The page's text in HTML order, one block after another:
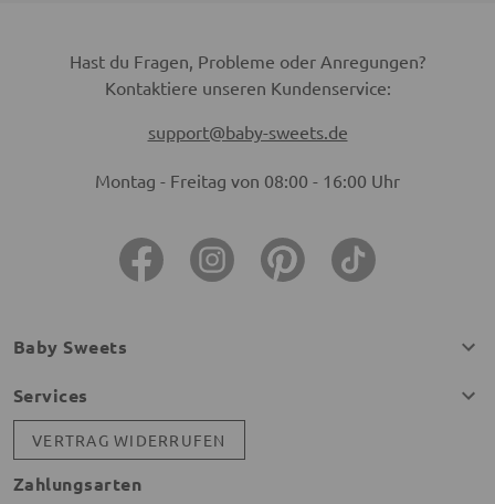
Hast du Fragen, Probleme oder Anregungen?
Kontaktiere unseren Kundenservice:
support@baby-sweets.de
Montag - Freitag von 08:00 - 16:00 Uhr
Baby Sweets
Services
VERTRAG WIDERRUFEN
Zahlungsarten